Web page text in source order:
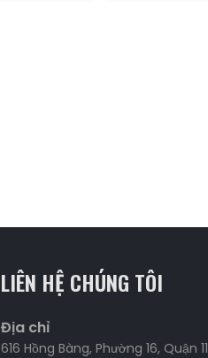
LIÊN HỆ CHÚNG TÔI
Địa chỉ
616 Hồng Bàng, Phường 16, Quận 11